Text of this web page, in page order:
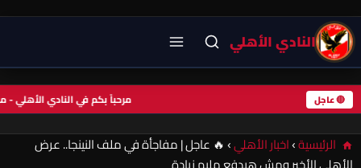
النادي الأهلي
🔴 عاجل مرحباً بكم في النادي
الرئيسية›اخبار الأهلي›🔥 عاجل | مفاجأة في ملف النينجا.. عرض